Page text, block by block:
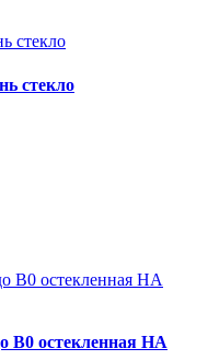
стекло
В0 остекленная НА